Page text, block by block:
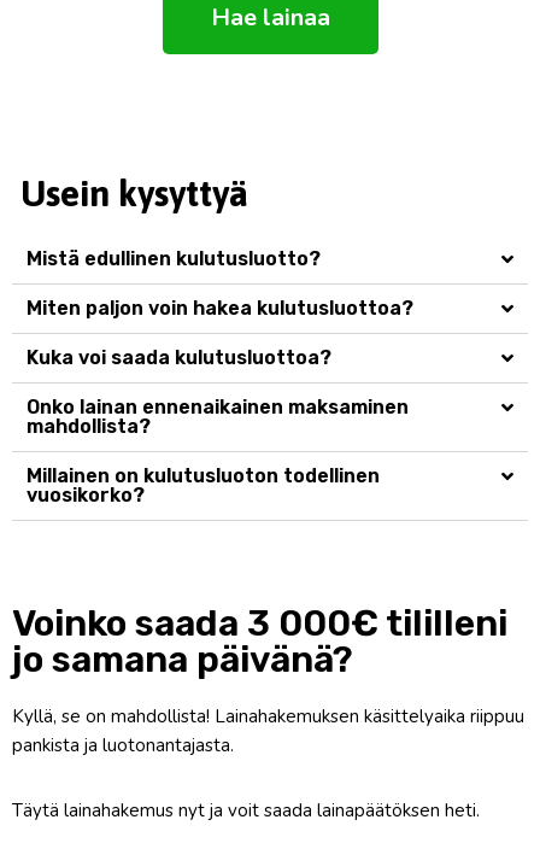
Hae lainaa
Usein kysyttyä
Mistä edullinen kulutusluotto?
Miten paljon voin hakea kulutusluottoa?
Kuka voi saada kulutusluottoa?
Onko lainan ennenaikainen maksaminen
mahdollista?
Millainen on kulutusluoton todellinen
vuosikorko?
Voinko saada 3 000€ tililleni
jo samana päivänä?
Kyllä, se on mahdollista! Lainahakemuksen käsittelyaika riippuu
pankista ja luotonantajasta.
Täytä lainahakemus nyt ja voit saada lainapäätöksen heti.